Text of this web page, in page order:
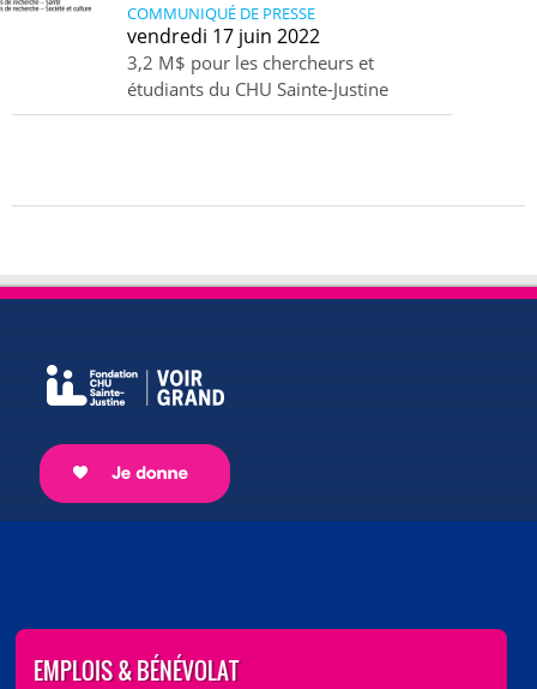
COMMUNIQUÉ DE PRESSE
vendredi 17 juin 2022
3,2 M$ pour les chercheurs et
étudiants du CHU Sainte-Justine
EMPLOIS & BÉNÉVOLAT